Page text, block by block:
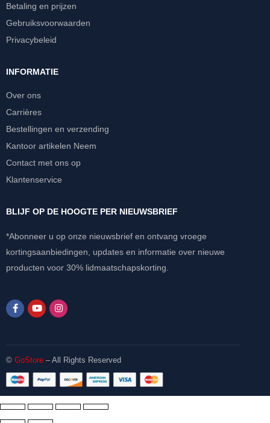
Betaling en prijzen
Gebruiksvoorwaarden
Privacybeleid
INFORMATIE
Over ons
Carrières
Bestellingen en verzending
Kantoor artikelen Neem
Contact met ons op
Klantenservice
BLIJF OP DE HOOGTE PER NIEUWSBRIEF
*Abonneer u op onze nieuwsbrief en ontvang vroege
kortingsaanbiedingen, updates en informatie over nieuwe
producten voor 30% lidmaatschapskorting.
© GoStore – All Rights Reserved